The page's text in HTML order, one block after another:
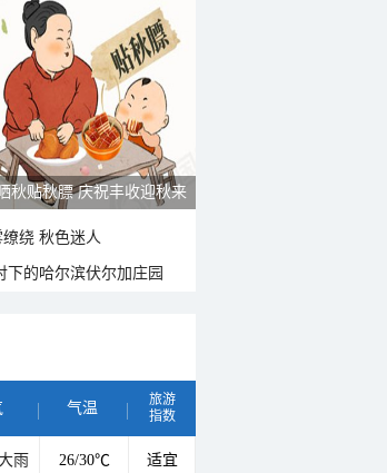
尽显 金顶显真容
绕 秋色迷人
下的哈尔滨伏尔加庄园
气温
旅游
指数
雨 26/30℃ 适宜